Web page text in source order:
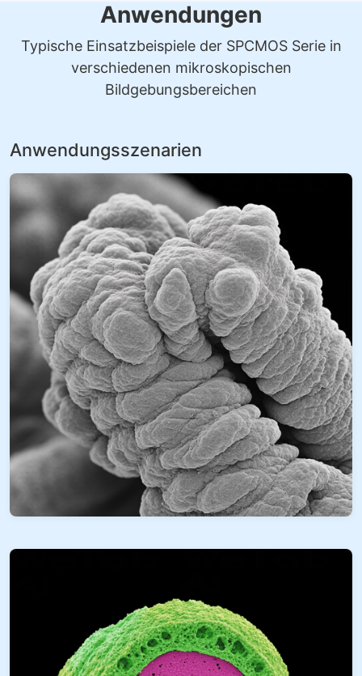
Anwendungen
Typische Einsatzbeispiele der SPCMOS Serie in
verschiedenen mikroskopischen
Bildgebungsbereichen
Anwendungsszenarien